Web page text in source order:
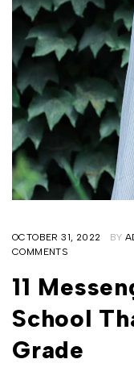
OCTOBER 31, 2022 BY
COMMENTS
11
School
Grade